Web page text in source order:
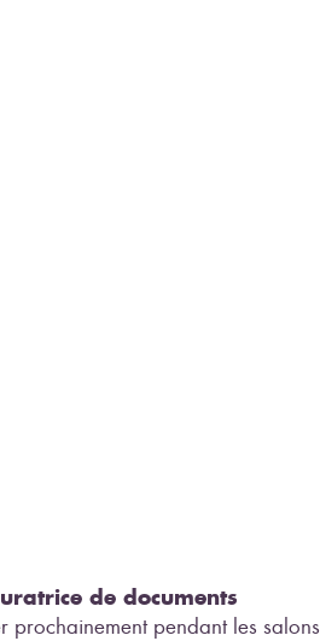
de documents
prochainement pendant les salons